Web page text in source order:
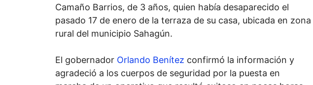
Camaño Barrios, de 3 años, quien había desaparecido el
pasado 17 de enero de la terraza de su casa, ubicada en zona
rural del municipio Sahagún.
El gobernador Orlando Benítez confirmó la información y
agradeció a los cuerpos de seguridad por la puesta en